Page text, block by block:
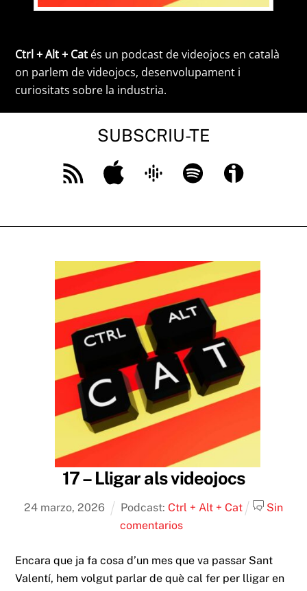
Ctrl + Alt + Cat és un podcast de videojocs en català
on parlem de videojocs, desenvolupament i
curiositats sobre la industria.
SUBSCRIU-TE
Feed
Apple
Google
Spotify Ivoox
17 – Lligar als videojocs
24 marzo,2026 Podcast: Ctrl + Alt + Cat
Sin
comentarios
Encara que ja fa cosa d’un mes que va passar Sant
Valentí, hem volgut parlar de què cal fer per lligar en